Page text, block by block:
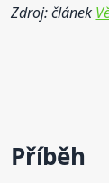
Zdroj: článek
Příběh